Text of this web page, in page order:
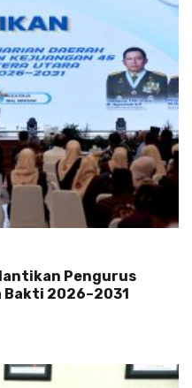
Pengurus
Bakti 2026–2031